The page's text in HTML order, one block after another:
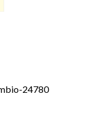
24780